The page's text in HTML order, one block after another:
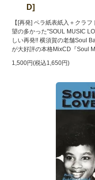
D]
【[再発] ペラ紙表紙入＋クラ
望の多かった"SOUL MUSIC
しい再発!! 横須賀の老舗Soul
が大好評の本格MixCD『Soul
1,500円(税込1,650円)